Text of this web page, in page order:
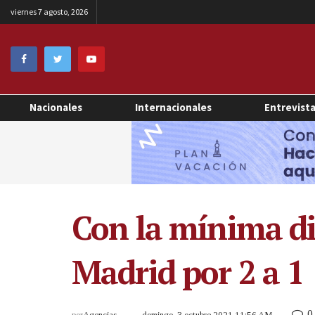
viernes 7 agosto, 2026
Nacionales Internacionales
Con la mínima
Madrid por 2 a 1